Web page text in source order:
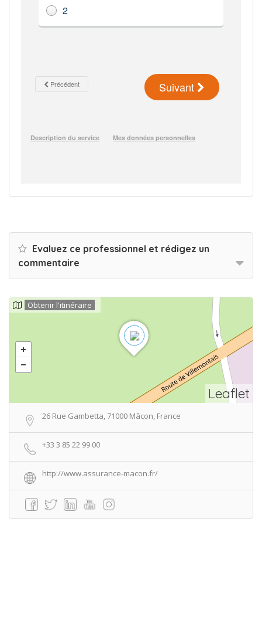
Evaluez ce professionnel et rédigez un
commentaire
Leaflet
Obtenir l'itinéraire
26 Rue Gambetta, 71000 Mâcon, France
+33 3 85 22 99 00
http://www.assurance-macon.fr/